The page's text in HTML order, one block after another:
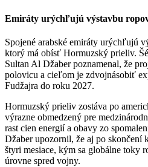
Emiráty urýchľujú výstavbu
Spojené arabské emiráty urýchľujú
ktorý má obísť Hormuzský prieliv.
Sultan Al Džaber poznamenal, že
polovicu a cieľom je zdvojnásobiť
Fudžajra do roku 2027.
Hormuzský prieliv zostáva po
výrazne obmedzený pre
rast cien energií a obavy zo
Džaber upozornil, že aj po skončení
štyri mesiace, kým sa globálne toky
úrovne spred vojny.